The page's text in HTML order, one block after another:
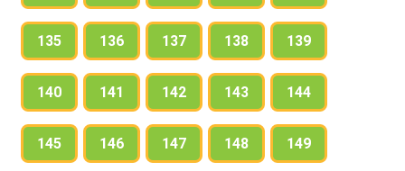
135 136 137 138 139
140 141 142 143 144
145 146 147 148 149